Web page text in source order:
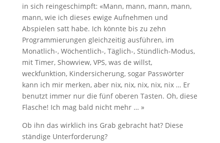
in sich reingeschimpft: «Mann, mann, mann, mann,
mann, wie ich dieses ewige Aufnehmen und
Abspielen satt habe. Ich könnte bis zu zehn
Programmierungen gleichzeitig ausführen, im
Monatlich-, Wöchentlich-, Täglich-, Stündlich-Modus,
mit Timer, Showview, VPS, was de willst,
weckfunktion, Kindersicherung, sogar Passwörter
kann ich mir merken, aber nix, nix, nix, nix, nix … Er
benutzt immer nur die fünf oberen Tasten. Oh, diese
Flasche! Ich mag bald nicht mehr … »
Ob ihn das wirklich ins Grab gebracht hat? Diese
ständige Unterforderung?